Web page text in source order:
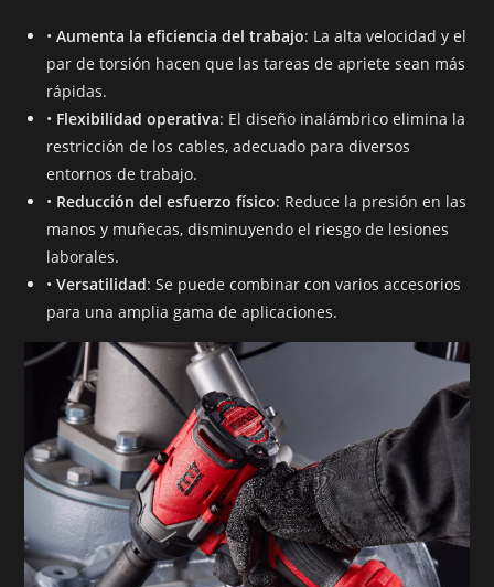
•Aumenta la eficiencia del trabajo: La alta velocidad y el
par de torsión hacen que las tareas de apriete sean más
rápidas.
• Flexibilidad operativa: El diseño inalámbrico elimina la
restricción de los cables, adecuado para diversos
entornos de trabajo.
• Reducción del esfuerzo físico: Reduce la presión en las
manos y muñecas, disminuyendo el riesgo de lesiones
laborales.
•Versatilidad: Se puede combinar con varios accesorios
para una amplia gama de aplicaciones.